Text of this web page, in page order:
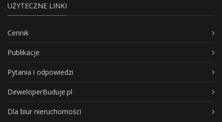
UŻYTECZNE LINKI
Cennik
Publikacje
Pytania i odpowiedzi
DeweloperBuduje.pl
Dla biur nieruchomości